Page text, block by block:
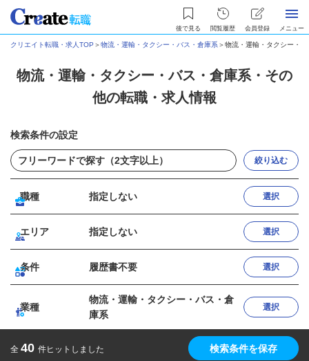
後で見る 閲覧履歴 会員登録 メニュー
クリエイト転職・求人TOP ＞物流・運輸・タクシー・バス・倉庫系＞物流・運輸・タクシー・
物流・運輸・タクシー・バス・倉庫系・その
他の転職・求人情報
検索条件の設定
絞り込む
職種 指定しない 選択
エリア 指定しない 選択
条件 履歴書不要 選択
業種
物流・運輸・タクシー・バス・倉
庫系
選択
全 40 件ヒットしました 検索条件を保存